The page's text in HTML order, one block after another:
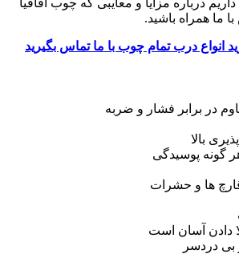
ما همراه باشید.
انواع درب تمام چوب با ما تماس بگیرید
در برابر فشار و ضربه
بالا
گونه پوسیدگی
ها و حشرات
دادن آسان است
بی دردسر